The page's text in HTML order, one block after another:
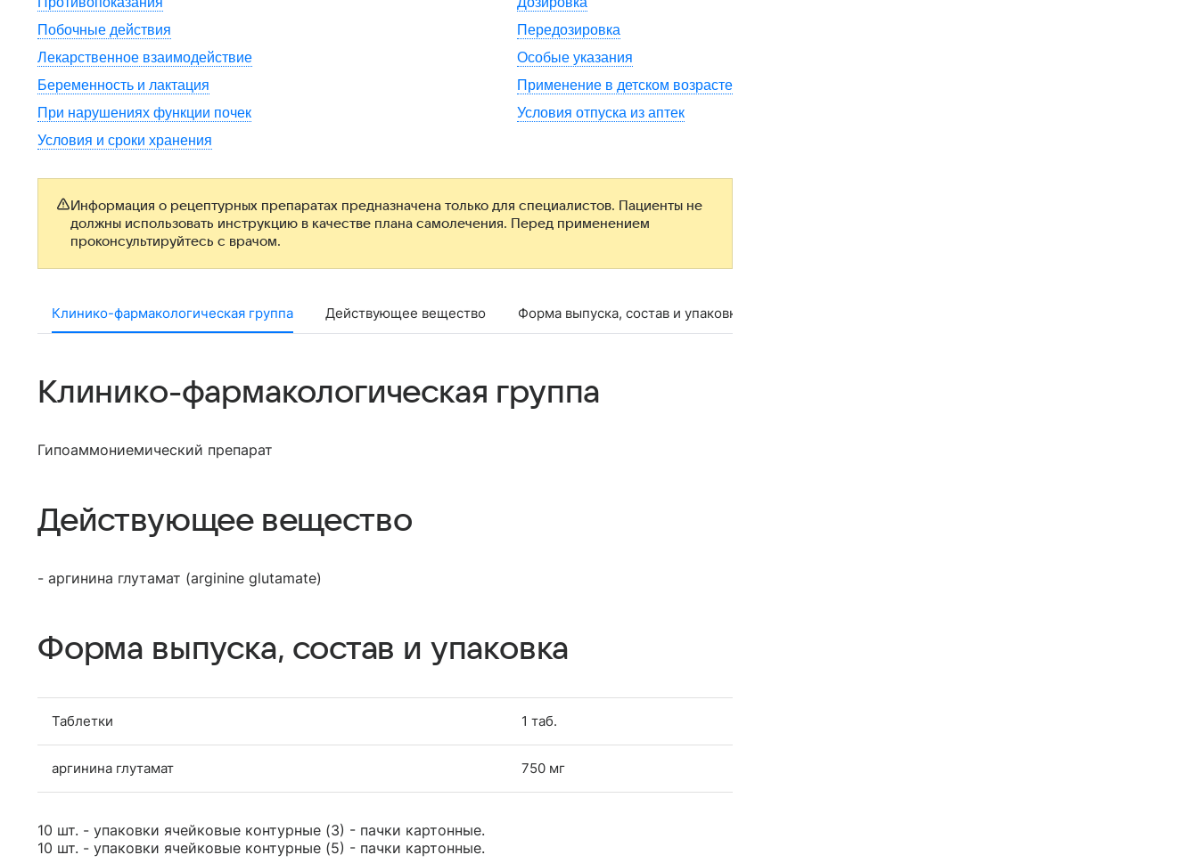
Побочные действия
Передозировка
Лекарственное взаимодействие
Особые указания
Беременность и лактация
Применение в детском возрасте
При нарушениях функции почек
Условия отпуска из аптек
Условия и сроки хранения
Информация о рецептурных препаратах предназначена только для специалистов. Пациенты не
должны использовать инструкцию в качестве плана самолечения. Перед применением
проконсультируйтесь с врачом.
Клинико-фармакологическая группа Действующее вещество Форма выпуска, состав и упаковка
Клинико-фармакологическая группа
Гипоаммониемический препарат
Действующее вещество
- аргинина глутамат (arginine glutamate)
Форма выпуска, состав и упаковка
Таблетки 1 таб.
аргинина глутамат 750 мг
10 шт. - упаковки ячейковые контурные (3) - пачки картонные.
10 шт. - упаковки ячейковые контурные (5) - пачки картонные.